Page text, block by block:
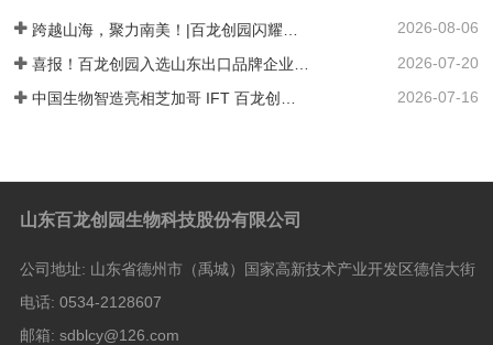
能力很强。热稳定比蔗糖略差，不被大多
数细菌和酵母所发酵。遮蔽异味，平衡口
感和风味。在高温下长时间加热比蔗糖稍
易容易着色。 法规许可中国：食品添加剂
2026-08-06
2026-07-20
2026-07-16
山东百龙创园生物科技股份有限公司
公司地址: 山东省德州市（禹城）国家高新技术产业开发区德信大街
电话: 0534-2128607
邮箱: sdblcy@126.com